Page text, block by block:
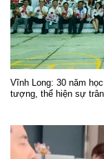
Vĩnh Long: 30 năm
tượng, thể hiện sự